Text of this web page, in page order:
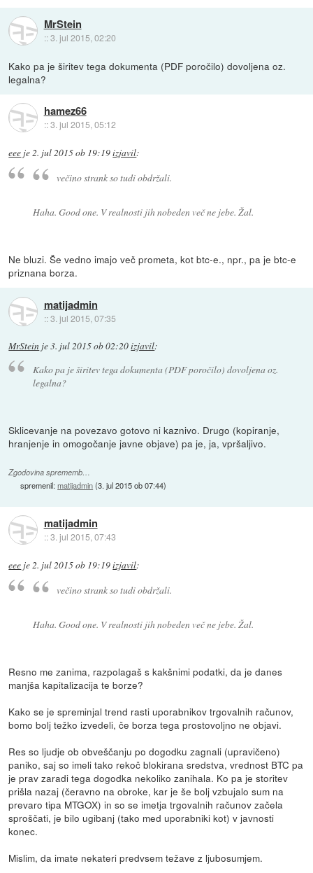
MrStein
::3. jul 2015, 02:20
Kako pa je širitev tega dokumenta (PDF poročilo) dovoljena oz.
legalna?
hamez66
::3. jul 2015, 05:12
eee je2. jul 2015 ob 19:19izjavil:
večino strank so tudi obdržali.
Haha. Good one. V realnosti jih nobeden več ne jebe. Žal.
Ne bluzi. Še vedno imajo več prometa, kot btc-e., npr., pa je btc-e
priznana borza.
matijadmin
::3. jul 2015, 07:35
MrStein je3. jul 2015 ob 02:20izjavil:
Kako pa je širitev tega dokumenta (PDF poročilo) dovoljena oz.
legalna?
Sklicevanje na povezavo gotovo ni kaznivo. Drugo (kopiranje,
hranjenje in omogočanje javne objave) pa je, ja, vpršaljivo.
Zgodovina sprememb…
spremenil:matijadmin(3. jul 2015 ob 07:44)
matijadmin
::3. jul 2015, 07:43
eee je2. jul 2015 ob 19:19izjavil:
večino strank so tudi obdržali.
Haha. Good one. V realnosti jih nobeden več ne jebe. Žal.
Resno me zanima, razpolagaš s kakšnimi podatki, da je danes
manjša kapitalizacija te borze?
Kako se je spreminjal trend rasti uporabnikov trgovalnih računov,
bomo bolj težko izvedeli, če borza tega prostovoljno ne objavi.
Res so ljudje ob obveščanju po dogodku zagnali (upravičeno)
paniko, saj so imeli tako rekoč blokirana sredstva, vrednost BTC pa
je prav zaradi tega dogodka nekoliko zanihala. Ko pa je storitev
prišla nazaj (čeravno na obroke, kar je še bolj vzbujalo sum na
prevaro tipa MTGOX) in so se imetja trgovalnih računov začela
sproščati, je bilo ugibanj (tako med uporabniki kot) v javnosti
konec.
Mislim, da imate nekateri predvsem težave z ljubosumjem.